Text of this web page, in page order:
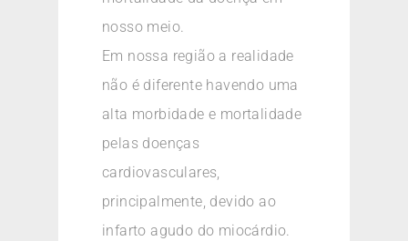
nosso meio.
Em nossa região a realidade
não é diferente havendo uma
alta morbidade e mortalidade
pelas doenças
cardiovasculares,
principalmente, devido ao
infarto agudo do miocárdio.